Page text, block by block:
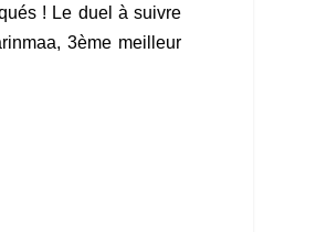
! Le duel à suivre
3ème meilleur